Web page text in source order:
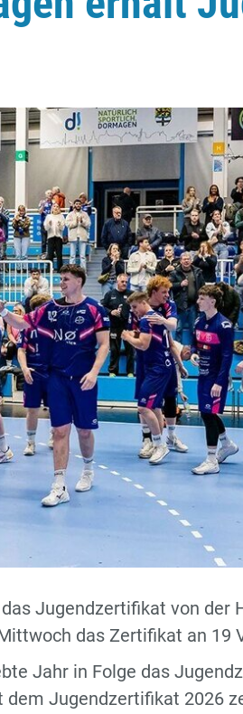
Jugendzertifikat von der
das Zertifikat an 19
Jahr in Folge das
Jugendzertifikat 2026